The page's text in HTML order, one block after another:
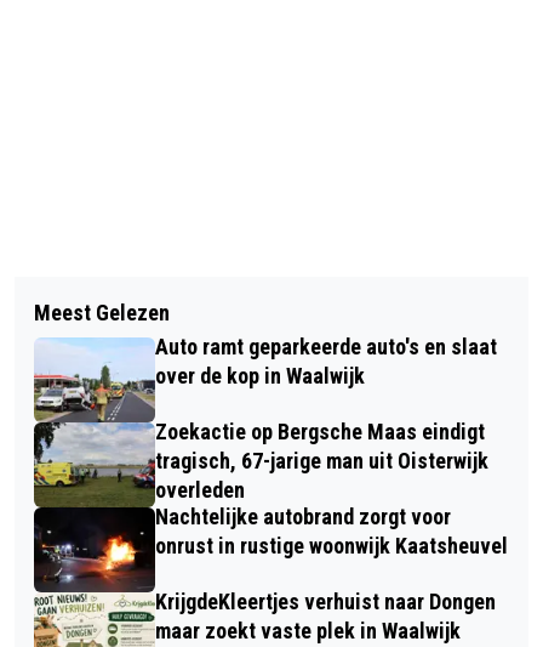
TWEE WONINGINBRAKEN WIJK DE
HOEF, POLITIE ZOEKT GETUIGEN
VANAF VRIJDAG NIEUWE
MAATREGELEN TEGEN ROKEN
Meest Gelezen
Auto ramt geparkeerde auto's en slaat
over de kop in Waalwijk
Zoekactie op Bergsche Maas eindigt
tragisch, 67-jarige man uit Oisterwijk
overleden
Nachtelijke autobrand zorgt voor
onrust in rustige woonwijk Kaatsheuvel
KrijgdeKleertjes verhuist naar Dongen
maar zoekt vaste plek in Waalwijk